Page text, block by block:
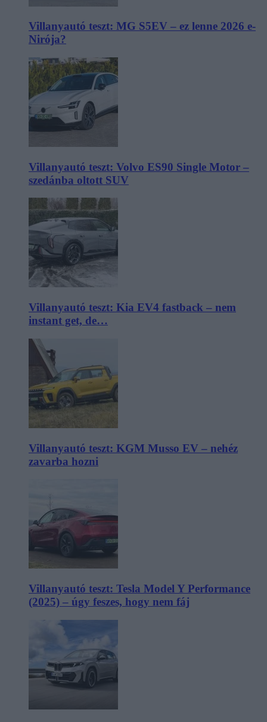
Villanyautó teszt: MG S5EV – ez lenne 2026 e-
Nirója?
Villanyautó teszt: Volvo ES90 Single Motor –
szedánba oltott SUV
Villanyautó teszt: Kia EV4 fastback – nem
instant get, de…
Villanyautó teszt: KGM Musso EV – nehéz
zavarba hozni
Villanyautó teszt: Tesla Model Y Performance
(2025) – úgy feszes, hogy nem fáj